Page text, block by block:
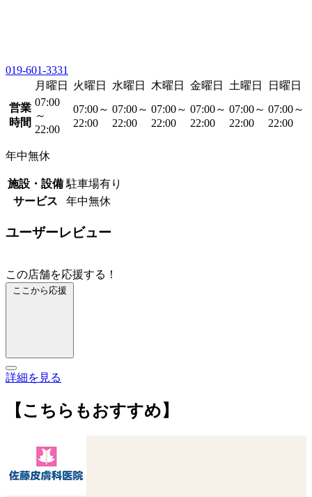
019-601-3331
月曜日
火曜日 水曜日 木曜日 金曜日 土曜日
日曜日
営業
時間
07:00
～
22:00
07:00～
22:00
07:00～
22:00
07:00～
22:00
07:00～
22:00
07:00～
22:00
07:00～
22:00
年中無休
施設・設備 駐車場有り
サービス
年中無休
ユーザーレビュー
この店舗を応援する！
ここから応援
詳細を見る
【こちらもおすすめ】